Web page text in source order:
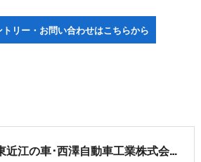
リー・お問い合わせはこちらから
東近江の車･西澤自動車工業株式会社のお客様の声